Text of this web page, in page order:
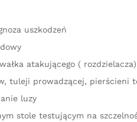
uszkodzeń
atakującego ( rozdzielacza)
tuleji prowadzącej, pierścieni
luzy
stole testującym na